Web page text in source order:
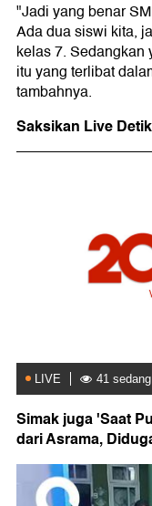
"Jadi yang benar
Ada dua siswi kita,
kelas 7.
itu yang terlibat
tambahnya.
Saksikan Live
Simak juga 'Saat
dari Asrama,